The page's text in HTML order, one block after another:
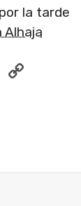
la tarde
Alhaja
Email